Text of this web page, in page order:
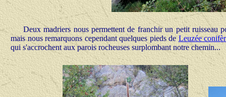
Deux madriers nous permettent de franchir un petit
mais nous remarquons cependant quelques pieds deLeuzée
qui s'accrochent aux parois rocheuses surplombant notre chemin...